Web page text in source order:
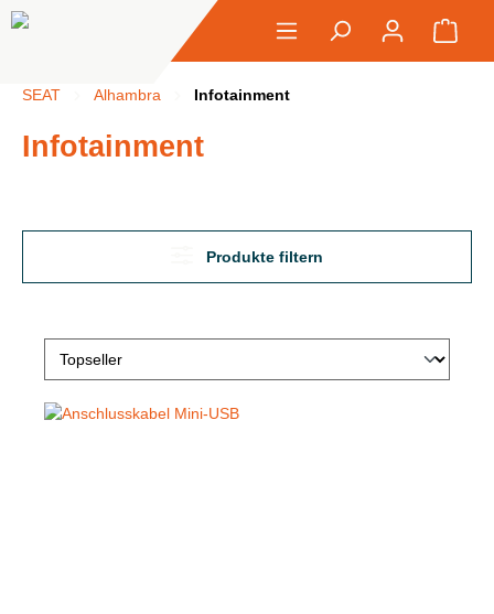
springen
SEAT Alhambra Infotainment
Infotainment
Produkte filtern